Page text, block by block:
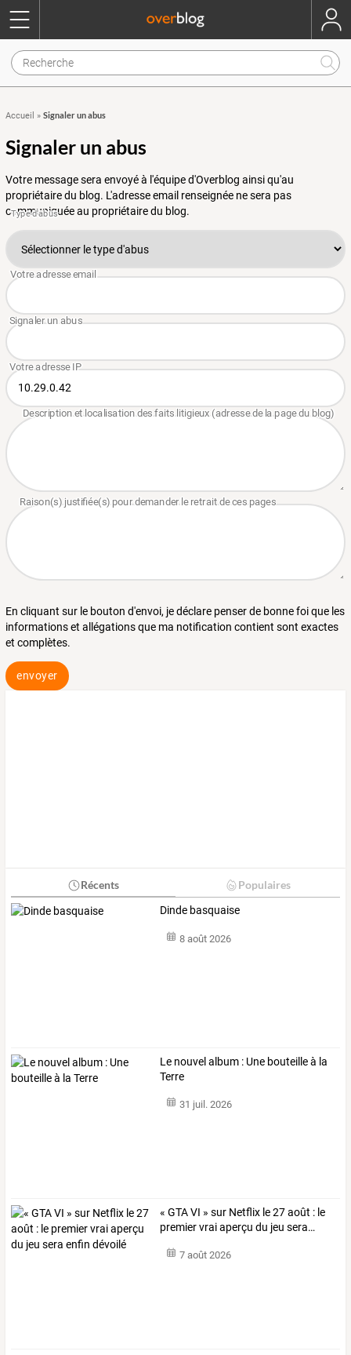
Accueil » Signaler un abus
Signaler un abus
Votre message sera envoyé à l'équipe d'Overblog ainsi qu'au
propriétaire du blog. L'adresse email renseignée ne sera pas
communiquée au propriétaire du blog.
En cliquant sur le bouton d'envoi, je déclare penser de bonne foi que les
informations et allégations que ma notification contient sont exactes
et complètes.
envoyer
Récents Populaires
Dinde basquaise
8 août 2026
Le nouvel album : Une bouteille à la
Terre
31 juil. 2026
« GTAVI » sur Netflix le27août : le
premiervraiaperçu du jeu sera…
7 août 2026